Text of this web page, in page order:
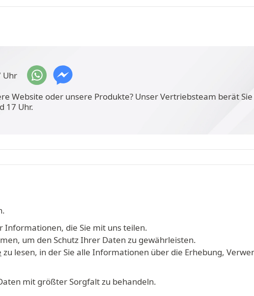
Uhr
Website oder unsere Produkte? Unser Vertriebsteam berät
17 Uhr.
die Sie mit uns teilen.
um den Schutz Ihrer Daten zu gewährleisten.
zu lesen, in der Sie alle Informationen über die Erhebung,
mit größter Sorgfalt zu behandeln.